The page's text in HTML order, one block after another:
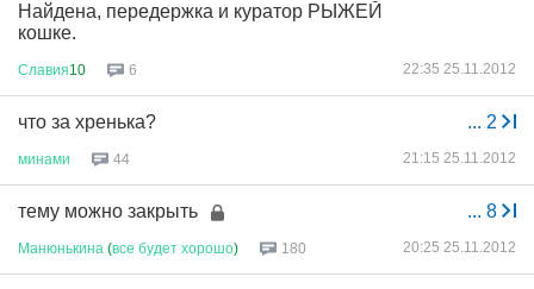
Найдена, передержка и куратор РЫЖЕЙ
кошке.
Славия10 6 22:35 25.11.2012
... 2
что за хренька?
минами 44 21:15 25.11.2012
... 8
тему можно закрыть
Манюнькина (все будет хорошо) 180 20:25 25.11.2012